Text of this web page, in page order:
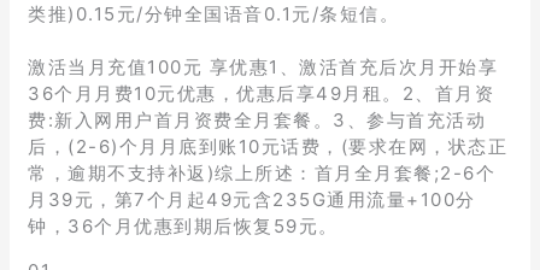
类推)0.15元/分钟全国语音0.1元/条短信。
激活当月充值100元 享优惠1、激活首充后次月开始享
36个月月费10元优惠，优惠后享49月租。2、首月资
费:新入网用户首月资费全月套餐。3、参与首充活动
后，(2-6)个月月底到账10元话费，(要求在网，状态正
常，逾期不支持补返)综上所述：首月全月套餐;2-6个
月39元，第7个月起49元含235G通用流量+100分
钟，36个月优惠到期后恢复59元。